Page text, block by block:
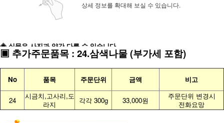
상세 정보를 확대해 보실 수 있습니다.
◈ 실물은 사진과 약간 다를 수 있습니다
▣ 추가주문품목 : 24.삼색나물(부가세 포함)
No 품목 주문단위 금액 비고
24
시금치,고사리,도
라지
각각 300g 33,000원
주문단위 변경시
전화요망